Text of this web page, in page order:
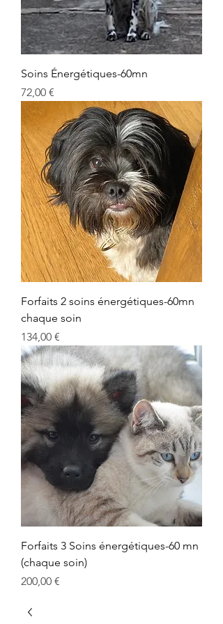
Soins Énergétiques-60mn
Prix
72,00 €
Forfaits 2 soins énergétiques-60mn
chaque soin
Prix
134,00 €
Forfaits 3 Soins énergétiques-60 mn
(chaque soin)
Prix
200,00 €